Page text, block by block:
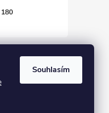
Souhlasím
denní lhůtě